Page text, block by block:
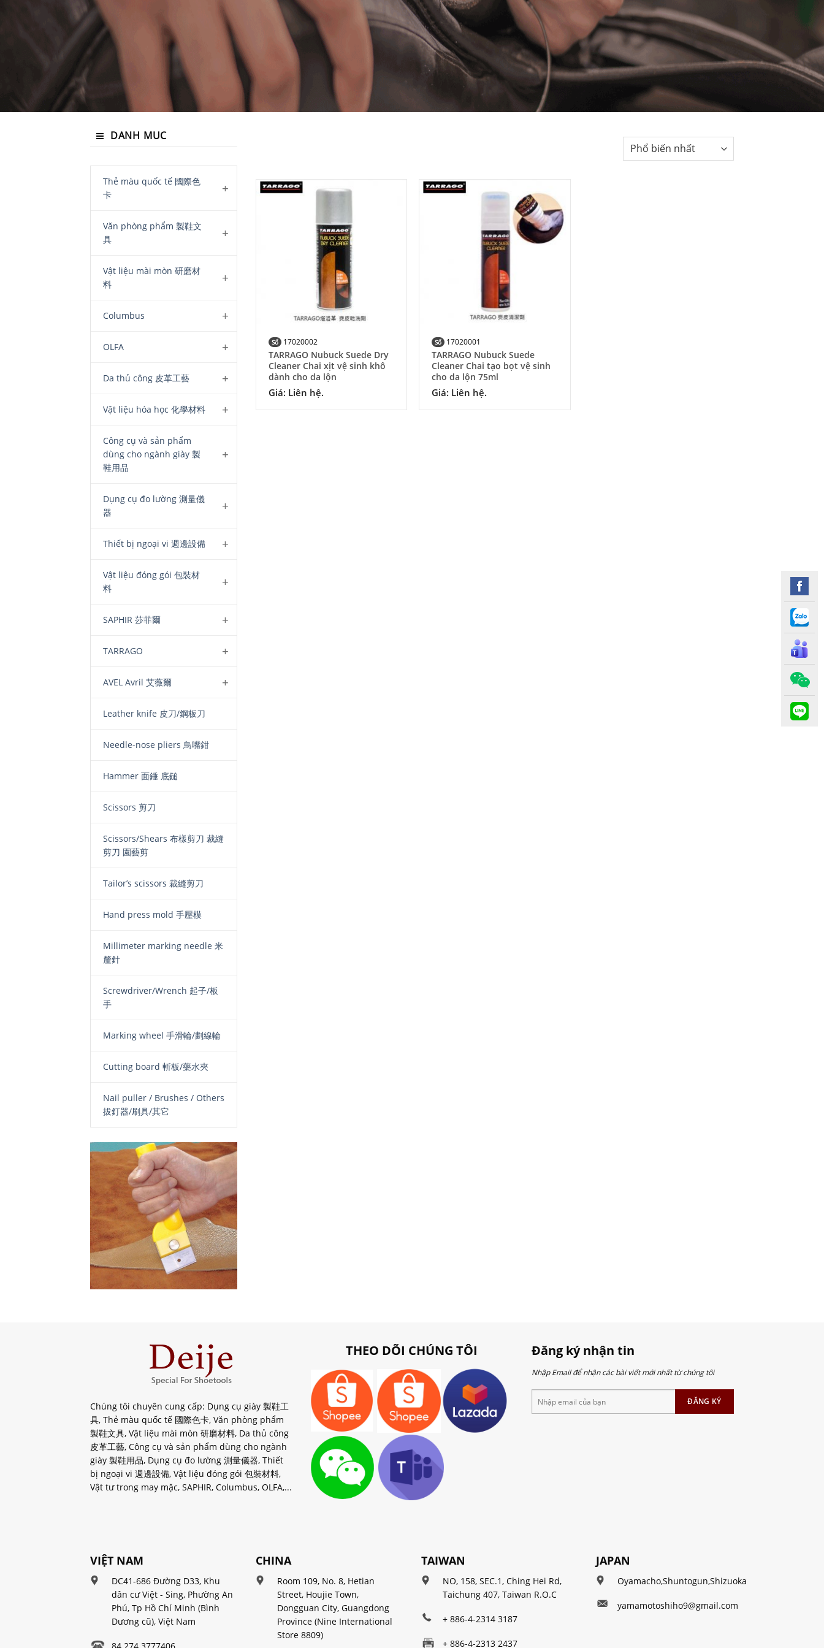
DANH MUC
Thẻ màu quốc tế 國際色
卡
Văn phòng phẩm 製鞋文
具
Vật liệu mài mòn 研磨材
料
Columbus
OLFA
Da thủ công 皮革工藝
Vật liệu hóa học 化學材料
Công cụ và sản phẩm
dùng cho ngành giày 製
鞋用品
Dụng cụ đo lường 測量儀
器
Thiết bị ngoại vi 週邊設備
Vật liệu đóng gói 包裝材
料
SAPHIR 莎菲爾
TARRAGO
AVEL Avril 艾薇爾
Leather knife 皮刀/鋼板刀
Needle-nose pliers 鳥嘴鉗
Hammer 面錘 底鎚
Scissors 剪刀
Scissors/Shears 布樣剪刀 裁縫
剪刀 園藝剪
Tailor’s scissors 裁縫剪刀
Hand press mold 手壓模
Millimeter marking needle 米
釐針
Screwdriver/Wrench 起子/板
手
Marking wheel 手滑輪/劃線輪
Cutting board 斬板/藥水夾
Nail puller / Brushes / Others
拔釘器/刷具/其它
Số 17020002
TARRAGO Nubuck Suede Dry
Cleaner Chai xịt vệ sinh khô
dành cho da lộn
Giá: Liên hệ.
Add to
Wishlist
Số 17020001
TARRAGO Nubuck Suede
Cleaner Chai tạo bọt vệ sinh
cho da lộn 75ml
Giá: Liên hệ.
Chúng tôi chuyên cung cấp: Dụng cụ giày 製鞋工
具, Thẻ màu quốc tế 國際色卡, Văn phòng phẩm
製鞋文具, Vật liệu mài mòn 研磨材料, Da thủ công
皮革工藝, Công cụ và sản phẩm dùng cho ngành
giày 製鞋用品, Dụng cụ đo lường 測量儀器, Thiết
bị ngoại vi 週邊設備, Vật liệu đóng gói 包裝材料,
Vật tư trong may mặc, SAPHIR, Columbus, OLFA,...
THEO DÕI CHÚNG TÔI Đăng ký nhận tin
Nhập Email để nhận các bài viết mới nhất từ chúng tôi
VIỆT NAM
DC41-686 Đường D33, Khu
dân cư Việt - Sing, Phường An
Phú, Tp Hồ Chí Minh (Bình
Dương cũ), Việt Nam
CHINA
Room 109, No. 8, Hetian
Street, Houjie Town,
Dongguan City, Guangdong
Province (Nine International
Store 8809)
TAIWAN
NO, 158, SEC.1, Ching Hei Rd,
Taichung 407, Taiwan R.O.C
+ 886-4-2314 3187
+ 886-4-2313 2437
JAPAN
Oyamacho,Shuntogun,Shizuoka
yamamotoshiho9@gmail.com